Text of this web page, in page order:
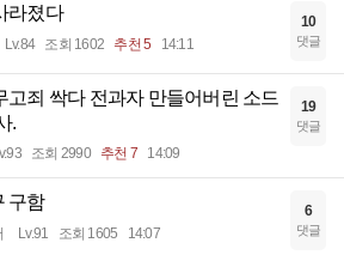
라졌다
Lv.84 조회 1602 추천 5 14:11
10
댓글
고죄 싹다 전과자 만들어버린 소드
.
조회 2990 추천 7 14:09
19
댓글
구함
Lv.91 조회 1605 14:07
6
댓글